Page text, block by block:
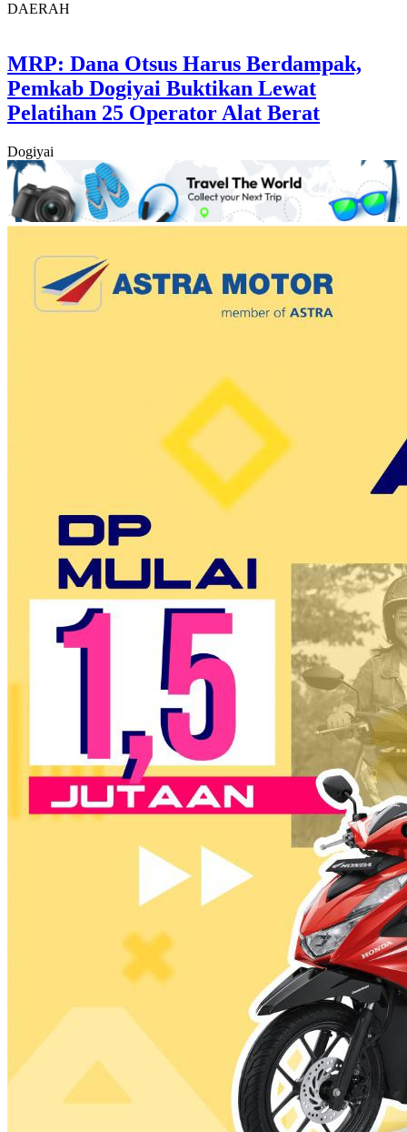
DAERAH
MRP: Dana Otsus Harus Berdampak,
Pemkab Dogiyai Buktikan Lewat
Pelatihan 25 Operator Alat Berat
Dogiyai